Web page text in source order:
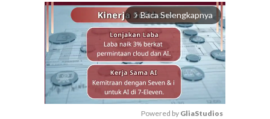
arrow_forward_ios Baca Selengkapnya
Powered by GliaStudios